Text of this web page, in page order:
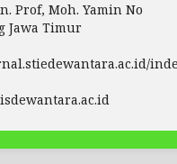
Prof, Moh. Yamin No
Jawa Timur